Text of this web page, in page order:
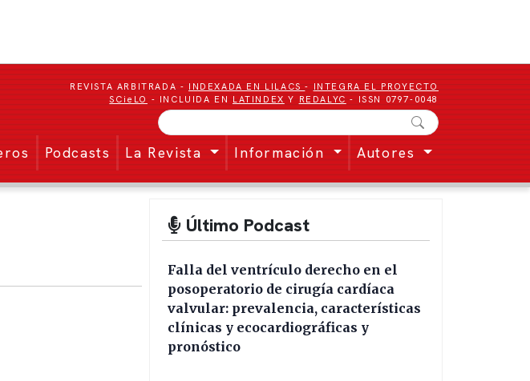
Podcasts La Revista Información Autores
REVISTA ARBITRADA -INDEXADA EN LILACS-INTEGRA EL PROYECTO
SCieLO - INCLUIDA EN LATINDEX Y REDALYC - ISSN 0797-0048
Último Podcast
Falla del ventrículo derecho en el
posoperatorio de cirugía cardíaca
valvular: prevalencia, características
clínicas y ecocardiográficas y
pronóstico